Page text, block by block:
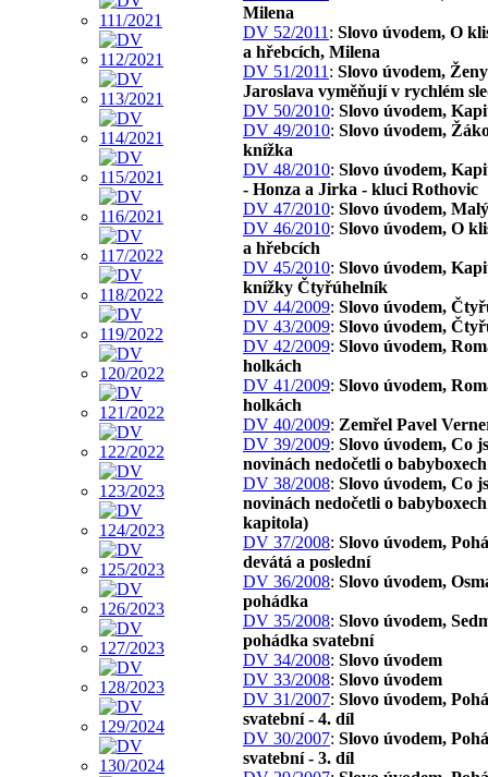
Milena
DV 52/2011 : Slovo úvodem, O
a hřebcích, Milena
DV 51/2011 : Slovo úvodem,
Jaroslava vyměňují v rychlém
DV 50/2010: Slovo úvodem,
DV 49/2010: Slovo úvodem,
knížka
DV 48/2010: Slovo úvodem,
- Honza a Jirka - kluci Rothovic
DV 47/2010: Slovo úvodem,
DV 46/2010: Slovo úvodem, O
a hřebcích
DV 45/2010: Slovo úvodem,
knížky Čtyřúhelník
DV 44/2009: Slovo úvodem,
DV 43/2009: Slovo úvodem,
DV 42/2009: Slovo úvodem,
holkách
DV 41/2009: Slovo úvodem,
holkách
DV 40/2009: Zemřel Pavel
DV 39/2009: Slovo úvodem, Co
novinách nedočetli o babyboxech
DV 38/2008: Slovo úvodem, Co
novinách nedočetli o
kapitola)
DV 37/2008: Slovo úvodem,
devátá a poslední
DV 36/2008: Slovo úvodem,
pohádka
DV 35/2008: Slovo úvodem,
pohádka svatební
DV 34/2008: Slovo úvodem
DV 33/2008: Slovo úvodem
DV 31/2007: Slovo úvodem,
svatební - 4. díl
DV 30/2007: Slovo úvodem,
svatební - 3. díl